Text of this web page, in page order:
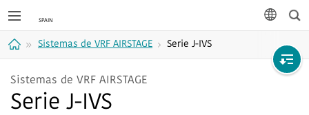
Sistemas de VRF AIRSTAGE Serie J-IVS
Sistemas de VRF AIRSTAGE
Serie J-IVS